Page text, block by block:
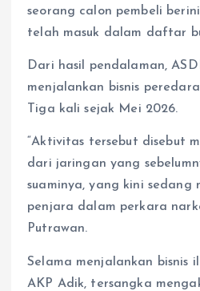
seorang calon pembeli
telah masuk dalam daftar
Dari hasil pendalaman,
menjalankan bisnis
Tiga kali sejak Mei 2026.
“Aktivitas tersebut disebut
dari jaringan yang
suaminya, yang kini sedang
penjara dalam perkara
Putrawan.
Selama menjalankan bisnis
AKP Adik, tersangka